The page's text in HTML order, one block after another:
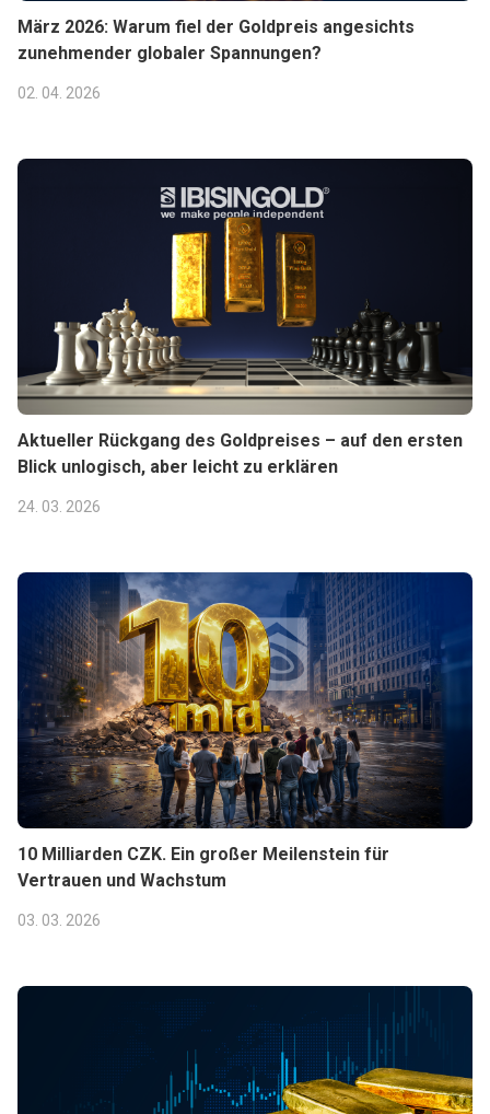
März 2026: Warum fiel der Goldpreis angesichts
zunehmender globaler Spannungen?
02. 04. 2026
Aktueller Rückgang des Goldpreises – auf den ersten
Blick unlogisch, aber leicht zu erklären
24. 03. 2026
10 Milliarden CZK. Ein großer Meilenstein für
Vertrauen und Wachstum
03. 03. 2026